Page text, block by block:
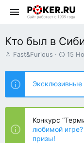
Кто был в
А
т
о
р
т
е
ы
Fast&Furious
Д
т
н
а
ч
л
а
15
Конкурс
любимой
призы!